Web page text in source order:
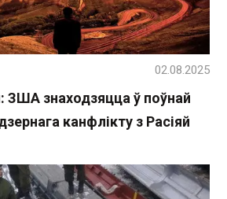
знаходзяцца ў поўнай
канфлікту з Расіяй
02.08.2025